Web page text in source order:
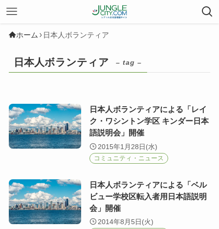
ホーム 日本人ボランティア
日本人ボランティア – tag –
日本人ボランティアによる「レイ
ク・ワシントン学区 キンダー日本
語説明会」開催
2015年1月28日(水)
コミュニティ・ニュース
日本人ボランティアによる「ベル
ビュー学校区転入者用日本語説明
会」開催
2014年8月5日(火)